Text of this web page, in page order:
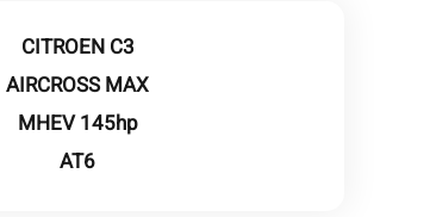
CITROEN C3
AIRCROSS MAX
MHEV 145hp
AT6